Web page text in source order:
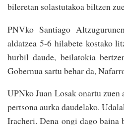
bileretan solastutakoa biltzen
PNVko Santiago
aldatzea 5-6 hilabete kostako
hurbil daude, beilatokia
Gobernua sartu behar da,
UPNko Juan Losak onartu zuen
pertsona aurka daudelako.
Iracheri. Dena ongi dago